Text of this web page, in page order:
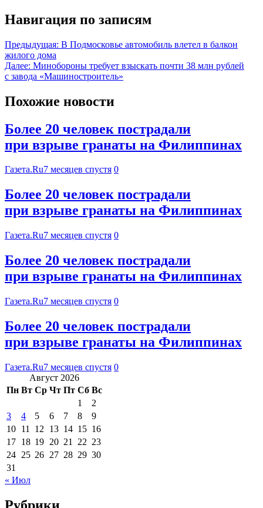
Навигация по записям
Предыдущая: В Подмосковье автомобиль влетел в балкон
жилого дома
Далее: Минобороны требует взыскать почти 38 млн рублей
с завода «Машиностроитель»
Похожие новости
Более 20 человек пострадали
при взрыве гранаты на Филиппинах
Газета.Ru7 месяцев спустя 0
Более 20 человек пострадали
при взрыве гранаты на Филиппинах
Газета.Ru7 месяцев спустя 0
Более 20 человек пострадали
при взрыве гранаты на Филиппинах
Газета.Ru7 месяцев спустя 0
Более 20 человек пострадали
при взрыве гранаты на Филиппинах
Газета.Ru7 месяцев спустя 0
Август 2026
Пн Вт Ср Чт Пт Сб Вс
1
2
3
4 5 6 7 8
9
10 11 12 13 14 15 16
17 18 19 20 21 22 23
24 25 26 27 28 29 30
31
« Июл
Рубрики